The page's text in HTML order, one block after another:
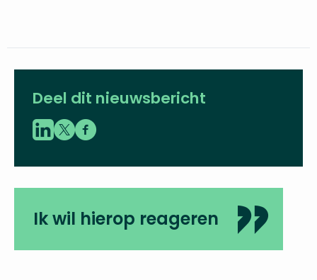
Deel dit nieuwsbericht
Ik wil hierop reageren